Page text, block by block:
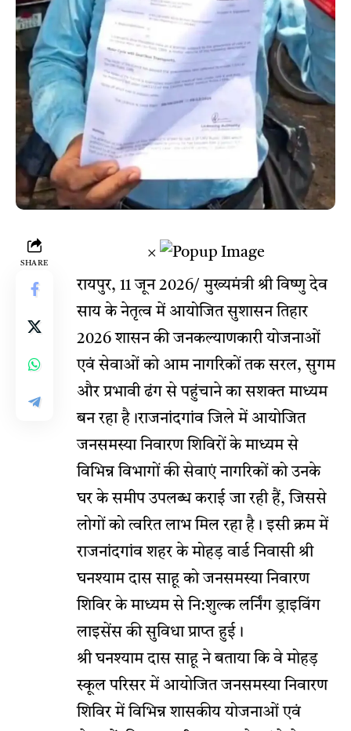
SHARE
×
रायपुर, 11 जून 2026/ मुख्यमंत्री श्री विष्णु देव
साय के नेतृत्व में आयोजित सुशासन तिहार
2026 शासन की जनकल्याणकारी योजनाओं
एवं सेवाओं को आम नागरिकों तक सरल, सुगम
और प्रभावी ढंग से पहुंचाने का सशक्त माध्यम
बन रहा है।राजनांदगांव जिले में आयोजित
जनसमस्या निवारण शिविरों के माध्यम से
विभिन्न विभागों की सेवाएं नागरिकों को उनके
घर के समीप उपलब्ध कराई जा रही हैं, जिससे
लोगों को त्वरित लाभ मिल रहा है। इसी क्रम में
राजनांदगांव शहर के मोहड़ वार्ड निवासी श्री
घनश्याम दास साहू को जनसमस्या निवारण
शिविर के माध्यम से नि:शुल्क लर्निंग ड्राइविंग
लाइसेंस की सुविधा प्राप्त हुई।
श्री घनश्याम दास साहू ने बताया कि वे मोहड़
स्कूल परिसर में आयोजित जनसमस्या निवारण
शिविर में विभिन्न शासकीय योजनाओं एवं